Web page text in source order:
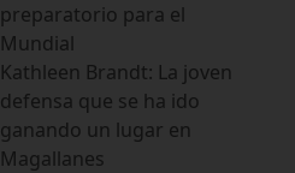
preparatorio para el
Mundial
Kathleen Brandt: La joven
defensa que se ha ido
ganando un lugar en
Magallanes